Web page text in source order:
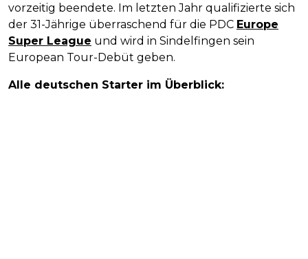
vorzeitig beendete. Im letzten Jahr qualifizierte sich
der 31-Jährige überraschend für die PDC Europe
Super League und wird in Sindelfingen sein
European Tour-Debüt geben.
Alle deutschen Starter im Überblick: